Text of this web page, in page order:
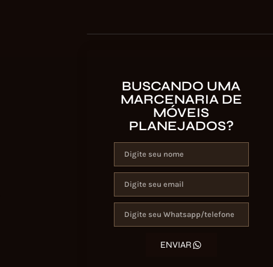
BUSCANDO UMA
MARCENARIA DE
MÓVEIS
PLANEJADOS?
ENVIAR